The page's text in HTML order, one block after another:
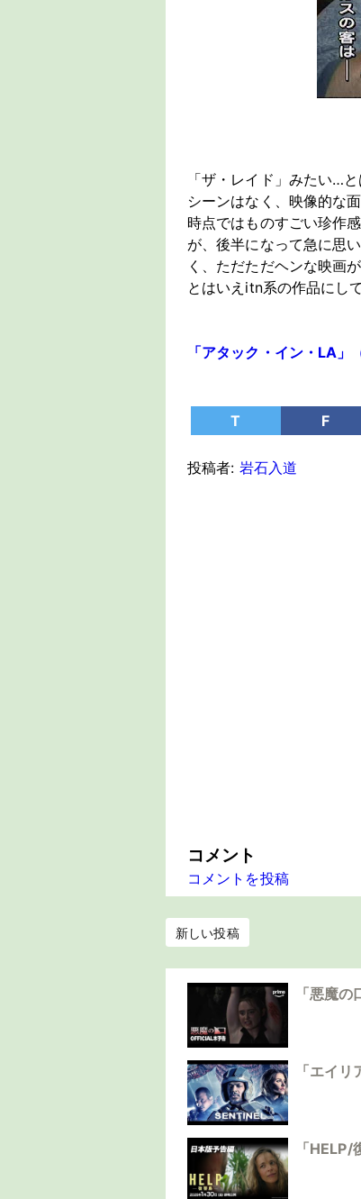
「ザ・レイド」みたい…
シーンはなく、映像的な
時点ではものすごい珍作
が、後半になって急に思
く、ただただヘンな映画
とはいえitn系の作品にし
「アタック・イン・LA
T F
投稿者: 岩石入道
コメント
コメントを投稿
新しい投稿
「悪魔
「エイ
「